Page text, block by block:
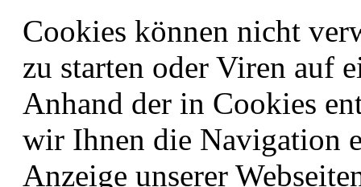
Cookies können nicht
zu starten oder Viren auf
Anhand der in Cookies
wir Ihnen die Navigation
Anzeige unserer